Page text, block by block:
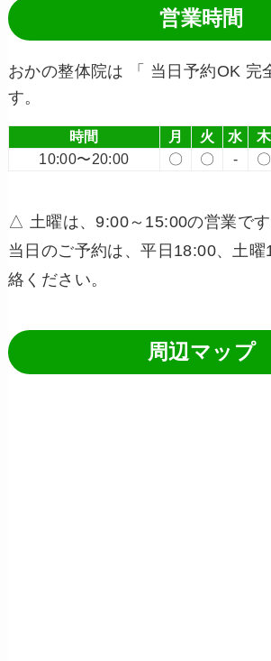
営業時間
おかの整体院は 「 当日予約OK 完
す。
時間 月 火 水 木
10:00〜20:00
〇 〇 - 〇
△ 土曜は、9:00～15:00の営業です
当日のご予約は、平日18:00、土
絡ください。
周辺マップ